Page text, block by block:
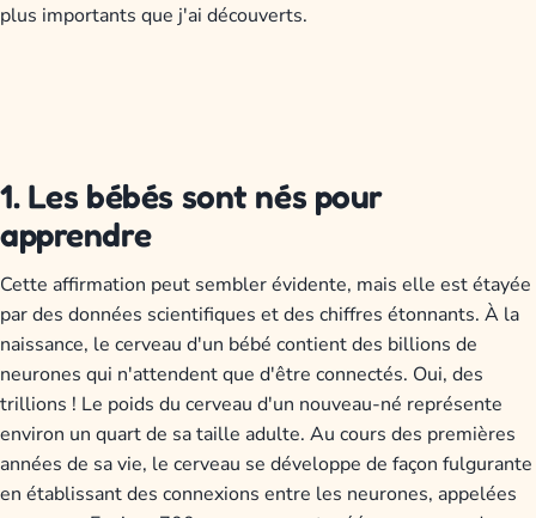
plus importants que j'ai découverts.
1. Les bébés sont nés pour
apprendre
Cette affirmation peut sembler évidente, mais elle est étayée
par des données scientifiques et des chiffres étonnants. À la
naissance, le cerveau d'un bébé contient des billions de
neurones qui n'attendent que d'être connectés. Oui, des
trillions ! Le poids du cerveau d'un nouveau-né représente
environ un quart de sa taille adulte. Au cours des premières
années de sa vie, le cerveau se développe de façon fulgurante
en établissant des connexions entre les neurones, appelées